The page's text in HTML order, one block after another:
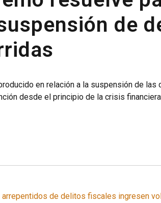
de
en relación a la suspensión de
desde el principio de la crisis